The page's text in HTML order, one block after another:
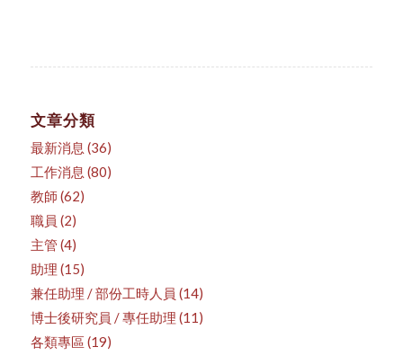
文章分類
最新消息 (36)
工作消息 (80)
教師 (62)
職員 (2)
主管 (4)
助理 (15)
兼任助理 / 部份工時人員 (14)
博士後研究員 / 專任助理 (11)
各類專區 (19)